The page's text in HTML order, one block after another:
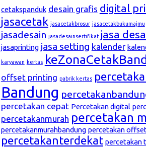
cetakspanduk desain grafis digital
jasacetak jasacetakbrosur jasacetakbukumajmu
jasadesain jasadesainsertifikat jasa
jasaprinting jasa setting kalender
karyawan kertas
offset printing pabrik kertas
Bandung
percetakan cepat Percetakan digital
percetakanmurah percetakan
percetakanmurahbandung percetakan offset
percetakanterdekat percetakan